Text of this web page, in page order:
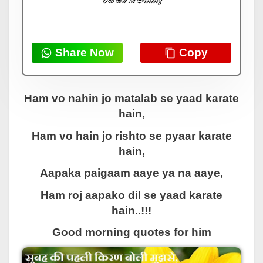
Share Now Copy
Ham vo nahin jo matalab se yaad karate
hain,
Ham vo hain jo rishto se pyaar karate
hain,
Aapaka paigaam aaye ya na aaye,
Ham roj aapako dil se yaad karate
hain..!!!
Good morning quotes for him